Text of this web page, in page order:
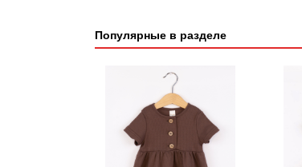
Популярные в разделе